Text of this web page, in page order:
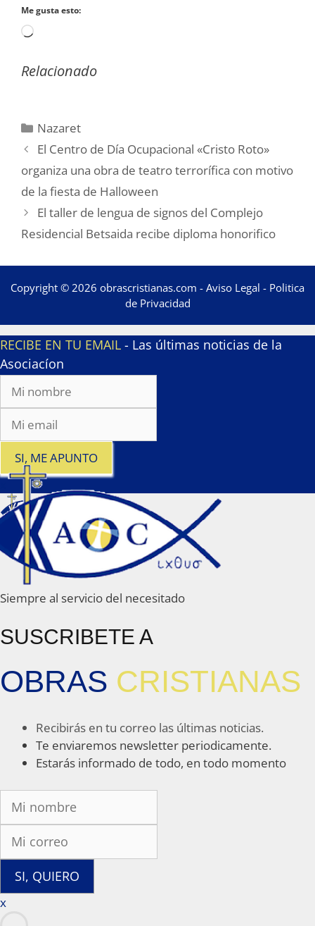
Me gusta esto:
Cargando...
Relacionado
Categorías
Nazaret
El Centro de Día Ocupacional «Cristo Roto»
organiza una obra de teatro terrorífica con motivo
de la fiesta de Halloween
El taller de lengua de signos del Complejo
Residencial Betsaida recibe diploma honorifico
Copyright © 2026 obrascristianas.com - Aviso Legal - Politica
de Privacidad
RECIBE EN TU EMAIL - Las últimas noticias de la
Asociacíon
SI, ME APUNTO
Siempre al servicio del necesitado
SUSCRIBETE A
OBRAS CRISTIANAS
Recibirás en tu correo las últimas noticias.
Te enviaremos newsletter periodicamente.
Estarás informado de todo, en todo momento
SI, QUIERO
x